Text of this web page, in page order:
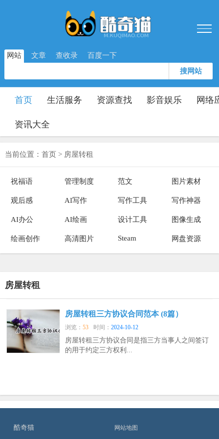
网站 文章 查收录 百度一下
搜网站
首页 生活服务 资源查找 影音娱乐 网络
资讯大全
当前位置： 首页 > 房屋转租
祝福语 管理制度 范文 图片素材
观后感 AI写作 写作工具 写作神器
AI办公 AI绘画 设计工具 图像生成
绘画创作 高清图片 Steam 网盘资源
房屋转租
房屋转租三方协议合同范本 (8篇）
浏览：53 时间：2024-10-12
房屋转租三方协议合同是指三方当事人之间签订
的用于约定三方权利...
酷奇猫 网站地图